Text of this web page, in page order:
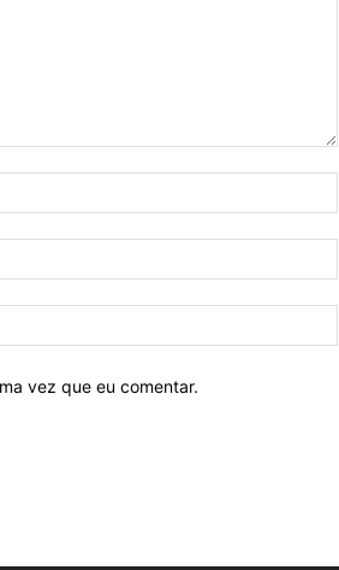
vez que eu comentar.